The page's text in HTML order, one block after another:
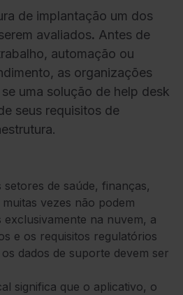
de implantação um dos
avaliados. Antes de
automação ou
as organizações
uma solução de help desk
seus requisitos de
setores de saúde, finanças,
vezes não podem
exclusivamente na nuvem, a
e os requisitos regulatórios
dados de suporte devem ser
significa que o aplicativo, o